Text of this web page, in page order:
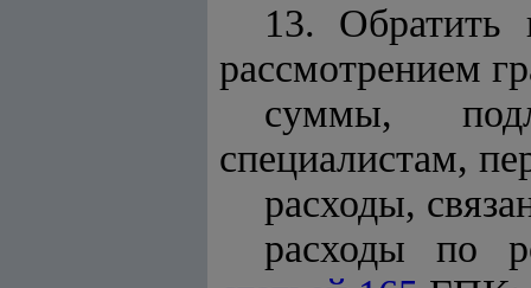
13. Обратить
рассмотрением
суммы,
специалистам,
расходы,
расходы по